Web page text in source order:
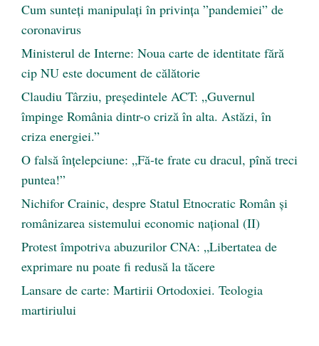
Cum sunteți manipulați în privința ”pandemiei” de
coronavirus
Ministerul de Interne: Noua carte de identitate fără
cip NU este document de călătorie
Claudiu Târziu, președintele ACT: „Guvernul
împinge România dintr-o criză în alta. Astăzi, în
criza energiei.”
O falsă înțelepciune: „Fă-te frate cu dracul, pînă treci
puntea!”
Nichifor Crainic, despre Statul Etnocratic Român şi
românizarea sistemului economic naţional (II)
Protest împotriva abuzurilor CNA: „Libertatea de
exprimare nu poate fi redusă la tăcere
Lansare de carte: Martirii Ortodoxiei. Teologia
martiriului